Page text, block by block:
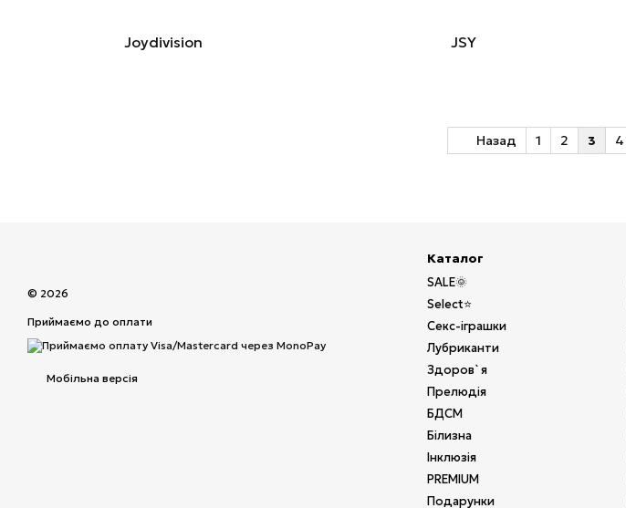
Joydivision JSY
Назад 1 2 3 4
© 2026
Приймаємо до оплати
Мобільна версія
Каталог
SALE🌞
Select⭐
Секс-іграшки
Лубриканти
Здоров`я
Прелюдія
БДСМ
Білизна
Інклюзія
PREMIUM
Подарунки